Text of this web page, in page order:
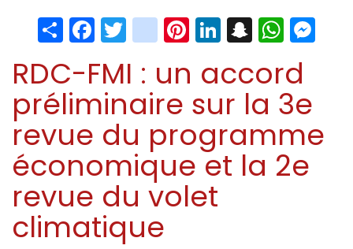
ShareFacebook
Twitter
instagram
Pinterest
LinkedIn
Snapchat
RDC-FMI : un accord
préliminaire sur la 3e
revue du programme
économique et la 2e
revue du volet
climatique